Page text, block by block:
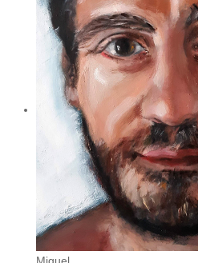
Miguel